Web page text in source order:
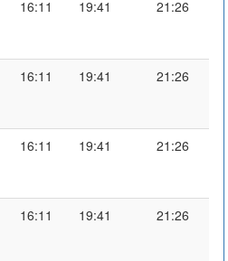
16:11 19:41 21:26
16:11 19:41 21:26
16:11 19:41 21:26
16:11 19:41 21:26